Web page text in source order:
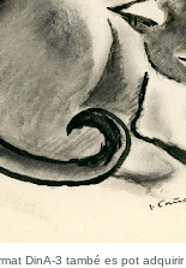
DinA-3 també es pot adquirir